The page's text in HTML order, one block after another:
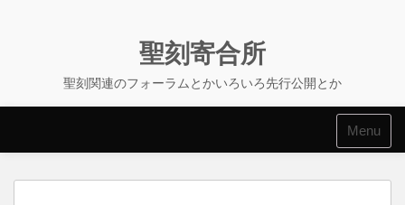
聖刻寄合所
聖刻関連のフォーラムとかいろいろ先行公開とか
Menu